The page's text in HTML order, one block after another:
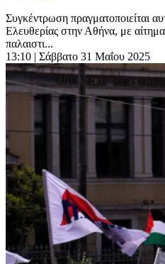
Συγκέντρωση πραγματοποιείται
Ελευθερίας στην Αθήνα, με
παλαιστι...
13:10 | Σάββατο 31 Μαΐου 2025